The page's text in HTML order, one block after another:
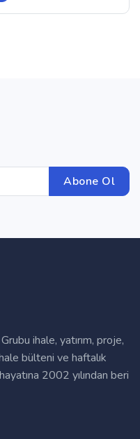
Abone Ol
ihale, yatırım, proje,
bülteni ve haftalık
2002 yılından beri